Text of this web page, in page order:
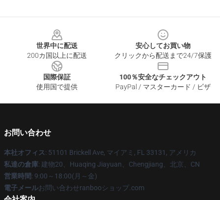
世界中に配送
200カ国以上に配送
安心してお買い物
クリックから配送まで24/7保護
国際保証
使用国で提供
100％安全なチェックアウト
PayPal / マスターカード / ビザ
お問い合わせ
本社オフィス: 51101 Brickell Ave, マイアミ, FL 33131, アメリカ
私達の倉庫: 建物20、Huaqing Jiayuan、Chengjiang、北京、CN
営業時間: 9:00～18:00(月～金)
電子メールお問い合わせranbooショップ.com